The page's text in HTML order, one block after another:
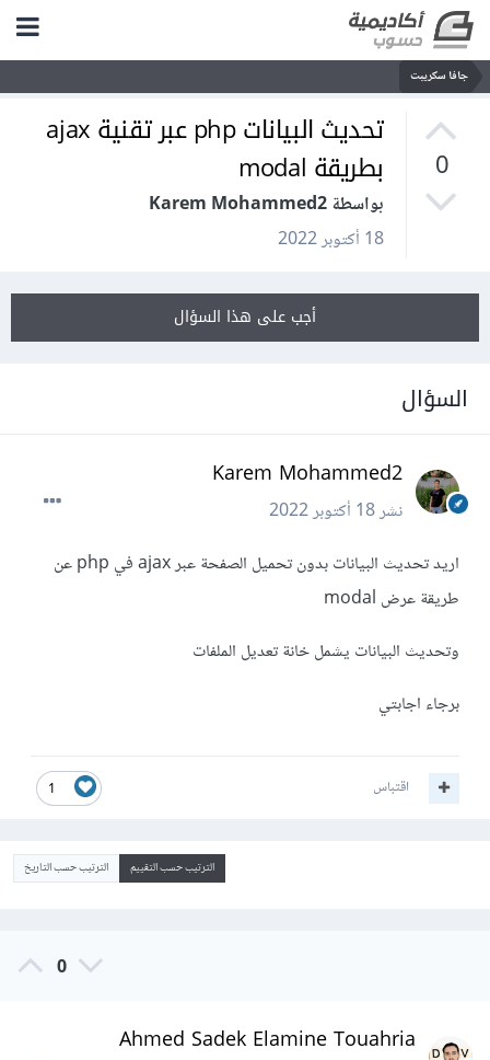
جافا سكريبت
0
تحديث البيانات php عبر تقنية ajax
بطريقة modal
بواسطة Karem Mohammed2
18 أكتوبر 2022
أجب على هذا السؤال
السؤال
Karem Mohammed2
نشر18 أكتوبر 2022
اريد تحديث البيانات بدون تحميل الصفحة عبر ajax في php عن
طريقة عرض modal
وتحديث البيانات يشمل خانة تعديل الملفات
برجاء اجابتي
1 اقتباس
الترتيب حسب التقييم الترتيب حسب التاريخ
0
Ahmed Sadek Elamine Touahria